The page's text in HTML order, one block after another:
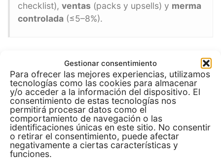
Gestionar consentimiento
Para ofrecer las mejores experiencias, utilizamos
tecnologías como las cookies para almacenar
y/o acceder a la información del dispositivo. El
consentimiento de estas tecnologías nos
permitirá procesar datos como el
comportamiento de navegación o las
identificaciones únicas en este sitio. No consentir
o retirar el consentimiento, puede afectar
negativamente a ciertas características y
funciones.
checklist), ventas (packs y upsells) y merma
controlada (≤5–8%).
5) ¿Qué dispara o hunde tus
ingresos?
Impulsa tus ganancias
Nicho y propuesta : “tazas en 24 h”, “packs
corporativos con nombre”, “playeras equipo